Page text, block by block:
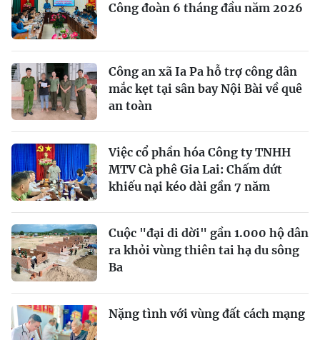
Công đoàn 6 tháng đầu năm 2026
Công an xã Ia Pa hỗ trợ công dân
mắc kẹt tại sân bay Nội Bài về quê
an toàn
Việc cổ phần hóa Công ty TNHH
MTV Cà phê Gia Lai: Chấm dứt
khiếu nại kéo dài gần 7 năm
Cuộc "đại di dời" gần 1.000 hộ dân
ra khỏi vùng thiên tai hạ du sông
Ba
Nặng tình với vùng đất cách mạng